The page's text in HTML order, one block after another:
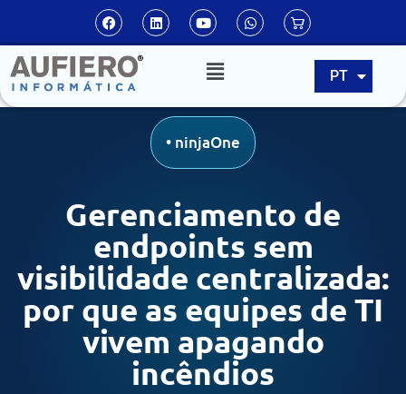
PT
EN
ES
• ninjaOne
Gerenciamento de
endpoints sem
visibilidade centralizada:
por que as equipes de TI
vivem apagando
incêndios